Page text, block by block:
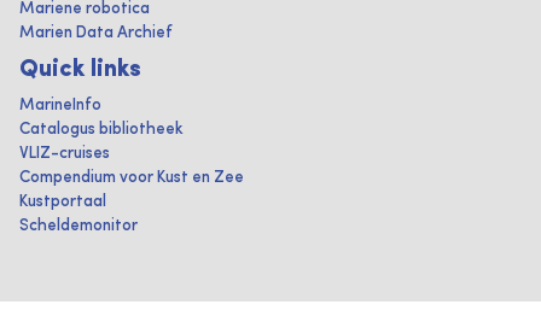
Mariene robotica
Marien Data Archief
Quick links
MarineInfo
Catalogus bibliotheek
VLIZ-cruises
Compendium voor Kust en Zee
Kustportaal
Scheldemonitor